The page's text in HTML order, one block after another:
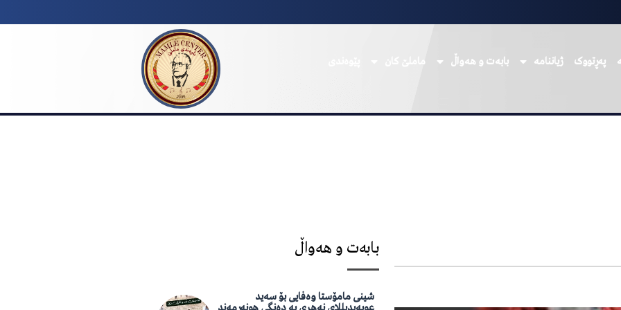
پەڕتووک ژیاننامە بابەت و هەواڵ ماملێ کان
بابەت و هەواڵ
شینی مامۆستا وەفایی بۆ سەید